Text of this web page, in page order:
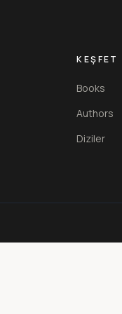
KEŞFET
Books
Authors
Diziler